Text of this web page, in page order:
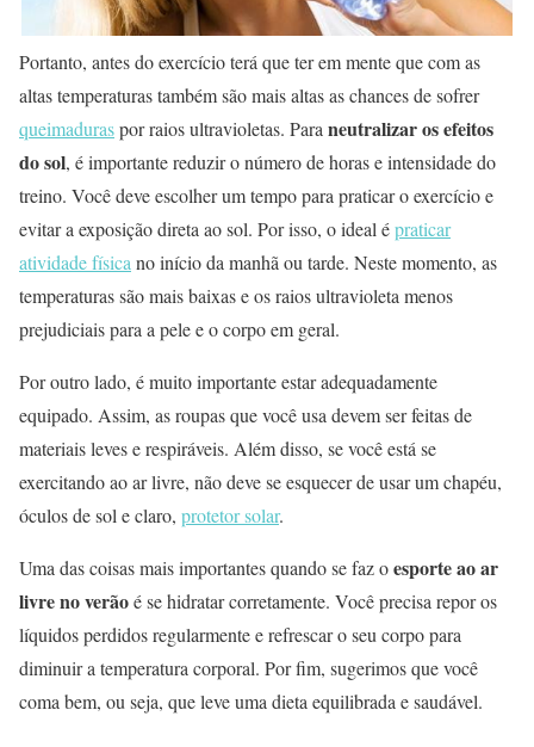
Portanto, antes do exercício terá que ter em mente que com as
altas temperaturas também são mais altas as chances de sofrer
queimaduraspor raios ultravioletas. Para neutralizar os efeitos
do sol, é importante reduzir o número de horas e intensidade do
treino. Você deve escolher um tempo para praticar o exercício e
evitar a exposição direta ao sol. Por isso, o ideal épraticar
atividade física no início da manhã ou tarde. Neste momento, as
temperaturas são mais baixas e os raios ultravioleta menos
prejudiciais para a pele e o corpo em geral.
Por outro lado, é muito importante estar adequadamente
equipado. Assim, as roupas que você usa devem ser feitas de
materiais leves e respiráveis. Além disso, se você está se
exercitando ao ar livre, não deve se esquecer de usar um chapéu,
óculos de sol e claro, protetor solar.
Uma das coisas mais importantes quando se faz oesporte ao ar
livre no verãoé se hidratar corretamente. Você precisa repor os
líquidos perdidos regularmente e refrescar o seu corpo para
diminuir a temperatura corporal. Por fim, sugerimos que você
coma bem, ou seja, que leve uma dieta equilibrada e saudável.